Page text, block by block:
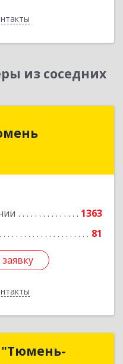
из соседних
1363
81
Бит, Тюмень
г, Республики
"Тюмень-"Тюмень-